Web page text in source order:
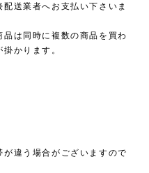
送業者へお支払い下さいま
は同時に複数の商品を買わ
かります。
違う場合がございますので